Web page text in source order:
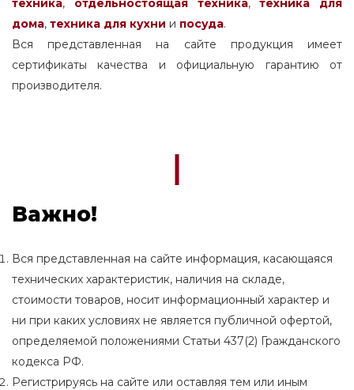
техника, отдельностоящаятехника,
техника для
дома, техника для кухни и посуда.
Вся представленная на сайте продукция имеет
сертификаты качества и официальную гарантию от
производителя.
Важно!
Вся представленная на сайте информация, касающаяся
технических характеристик, наличия на складе,
стоимости товаров, носит информационный характер и
ни при каких условиях не является публичной офертой,
определяемой положениями Статьи 437(2) Гражданского
кодекса РФ.
Регистрируясь на сайте или оставляя тем или иным